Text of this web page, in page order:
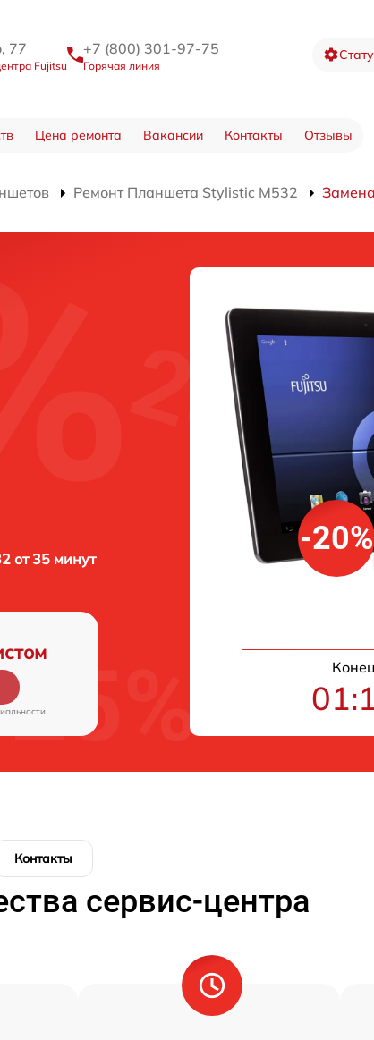
77
Fujitsu
+7 (800) 301-97-75
Горячая линия
Цена ремонта Вакансии Контакты Отзывы
Ремонт Планшета Stylistic M532
от 35 минут
-20%
Контакты
сервис-центра